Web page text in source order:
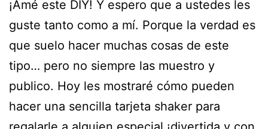
¡Amé este DIY! Y espero que a ustedes les
guste tanto como a mí. Porque la verdad es
que suelo hacer muchas cosas de este
tipo… pero no siempre las muestro y
publico. Hoy les mostraré cómo pueden
hacer una sencilla tarjeta shaker para